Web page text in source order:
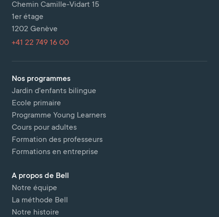
Nos programmes
Jardin d'enfants bilingue
Ecole primaire
Programme Young Learners
Cours pour adultes
Formation des professeurs
Formations en entreprise
A propos de Bell
Notre équipe
La méthode Bell
Notre histoire
Chemin Camille-Vidart 15
1er étage
1202 Genève
+41 22 749 16 00